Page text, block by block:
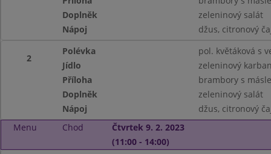
Doplněk
zeleninový salát
Nápoj
džus, citronový
2
Polévka
pol. květáková s
Jídlo
zeleninový
Příloha
brambory s
Doplněk
zeleninový salát
Nápoj
džus, citronový
Menu
Chod
Čtvrtek 9. 2. 2023
(11:00 - 14:00)